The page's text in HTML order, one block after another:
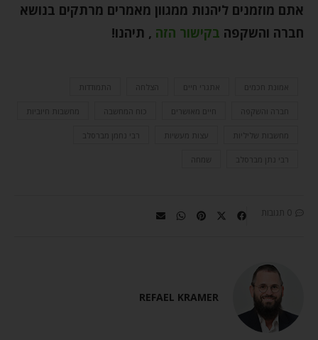
אתם מוזמנים ליהנות ממגוון מאמרים מרתקים בנושא
חברה והשקפה בקישור הזה , תיהנו!
אמונת חכמים אתגרי חיים הצלחה התמודדות
חברה והשקפה חיים מאושרים כוח המחשבה מחשבות חיוביות
מחשבות שליליות עצות מעשיות רבי נחמן מברסלב
רבי נתן מברסלב שמחה
0 תגובות
REFAEL KRAMER